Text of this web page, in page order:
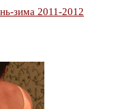
зима 2011-2012